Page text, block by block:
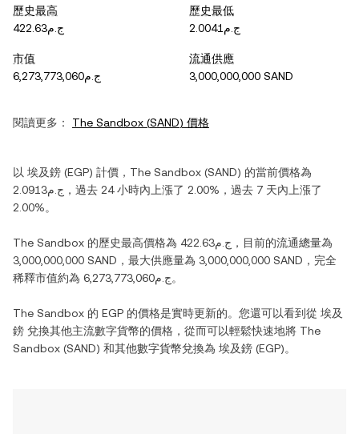
歷史最高
ج.م422.63
歷史最低
ج.م2.0041
市值
ج.م6,273,773,060
流通供應
3,000,000,000 SAND
閱讀更多： The Sandbox (SAND) 價格
以 埃及鎊 (EGP) 計價， The Sandbox (SAND) 的當前價格為
ج.م2.0913 ，過去 24 小時內 上漲了 2.00% ，過去 7 天內 上漲了
2.00%。
The Sandbox 的歷史最高價格為 ج.م422.63 ，目前的流通總量為
3,000,000,000 SAND ，最大供應量為 3,000,000,000 SAND ，完全
稀釋市值約為
ج.م6,273,773,060。
The Sandbox 的 EGP 的價格是實時更新的。您還可以看到從 埃及
鎊 兌換其他主流數字貨幣的價格，從而可以輕鬆快速地將 The
Sandbox (SAND) 和其他數字貨幣兌換為 埃及鎊 (EGP)。